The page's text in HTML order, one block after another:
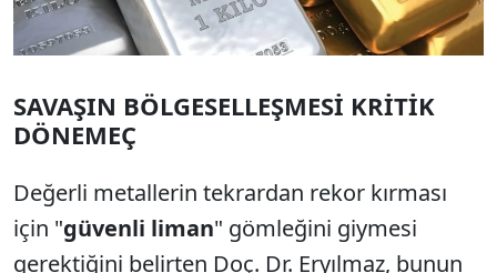
SAVAŞIN BÖLGESELLEŞMESİ KRİTİK
DÖNEMEÇ
Değerli metallerin tekrardan rekor kırması
için "güvenli liman" gömleğini giymesi
gerektiğini belirten Doç. Dr. Eryılmaz, bunun